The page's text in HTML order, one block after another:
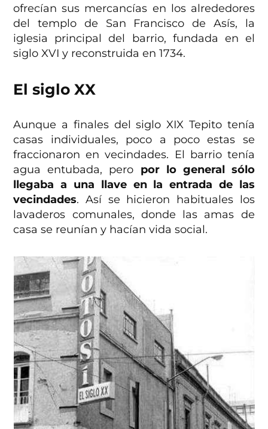
ofrecían sus mercancías en los alrededores
del templo de San Francisco de Asís, la
iglesia principal del barrio, fundada en el
siglo XVI y reconstruida en 1734.
El siglo XX
Aunque a finales del siglo XIX Tepito tenía
casas individuales, poco a poco estas se
fraccionaron en vecindades. El barrio tenía
agua entubada, pero por lo general sólo
llegaba a una llave en la entrada de las
vecindades. Así se hicieron habituales los
lavaderos comunales, donde las amas de
casa se reunían y hacían vida social.